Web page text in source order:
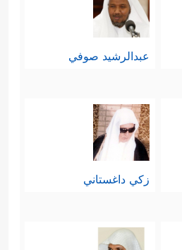
عبدالرشيد صوفي
زكي داغستاني